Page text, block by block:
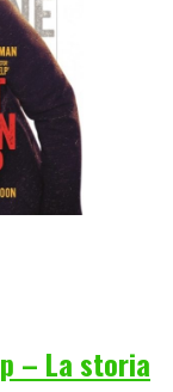
– La storia